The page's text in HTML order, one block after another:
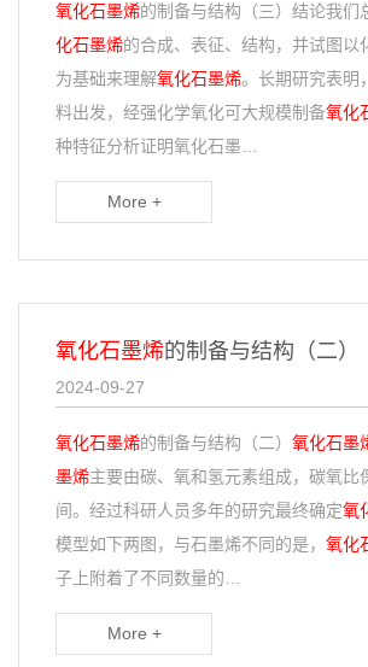
氧化石墨烯的制备与结构（三）结论我们
化石墨烯的合成、表征、结构，并试图以
为基础来理解氧化石墨烯。长期研究表明
料出发，经强化学氧化可大规模制备氧化
种特征分析证明氧化石墨…
More +
氧化石墨烯的制备与结构（二）
2024-09-27
氧化石墨烯的制备与结构（二） 氧化石墨
墨烯主要由碳、氧和氢元素组成，碳氧比
间。经过科研人员多年的研究最终确定氧
模型如下两图，与石墨烯不同的是， 氧化
子上附着了不同数量的…
More +